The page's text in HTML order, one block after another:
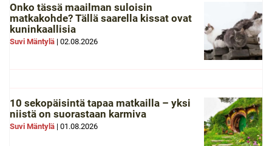
Onko tässä maailman suloisin
matkakohde? Tällä saarella kissat ovat
kuninkaallisia
Suvi Mäntylä | 02.08.2026
10 sekopäisintä tapaa matkailla – yksi
niistä on suorastaan karmiva
Suvi Mäntylä | 01.08.2026